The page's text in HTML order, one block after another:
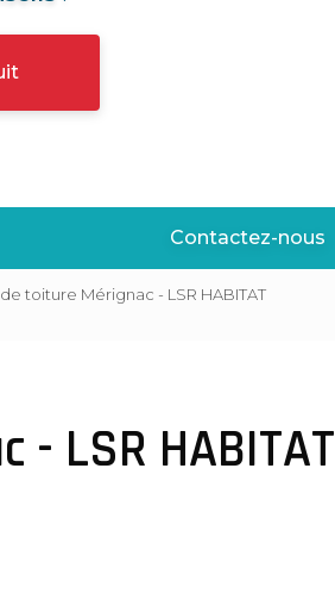
Contactez-nous
toiture Mérignac - LSR HABITAT
LSR HABITAT